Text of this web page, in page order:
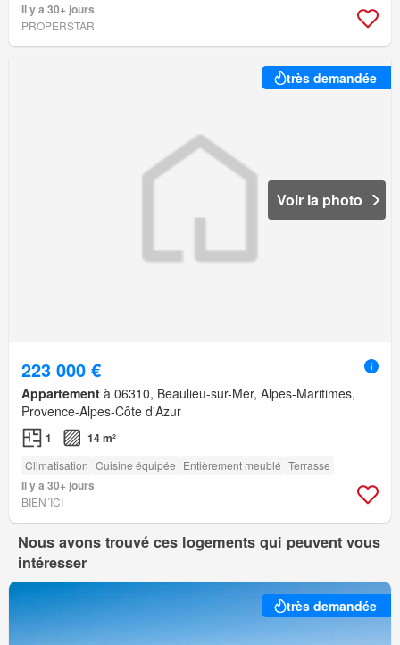
Il y a 30+ jours
PROPERSTAR
très demandée
Voir la photo
223 000 €
Appartement à 06310, Beaulieu-sur-Mer, Alpes-Maritimes,
Provence-Alpes-Côte d'Azur
1 14 m²
Climatisation Cuisine équipée Entièrement meublé Terrasse
Il y a 30+ jours
BIEN´ICI
Nous avons trouvé ces logements qui peuvent vous
intéresser
très demandée